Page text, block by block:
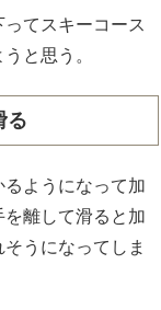
てスキーコース
と思う。
る
ようになって加
離して滑ると加
うになってしま